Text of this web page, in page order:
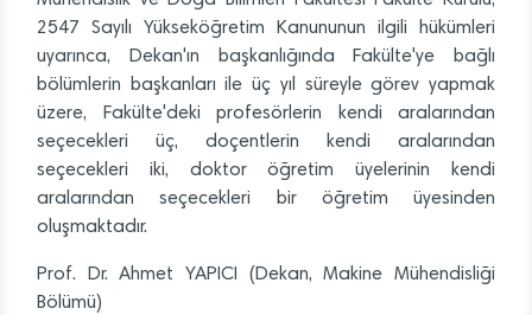
2547 Sayılı Yükseköğretim Kanununun ilgili hükümleri
uyarınca, Dekan'ın başkanlığında Fakülte'ye bağlı
bölümlerin başkanları ile üç yıl süreyle görev yapmak
üzere, Fakülte'deki profesörlerin kendi aralarından
seçecekleri üç, doçentlerin kendi aralarından
seçecekleri iki, doktor öğretim üyelerinin kendi
aralarından seçecekleri bir öğretim üyesinden
oluşmaktadır.
Prof. Dr. Ahmet YAPICI (Dekan, Makine Mühendisliği
Bölümü)